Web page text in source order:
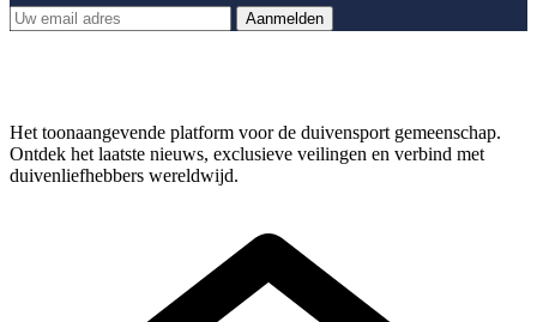
Aanmelden
Het toonaangevende platform voor de duivensport gemeenschap.
Ontdek het laatste nieuws, exclusieve veilingen en verbind met
duivenliefhebbers wereldwijd.